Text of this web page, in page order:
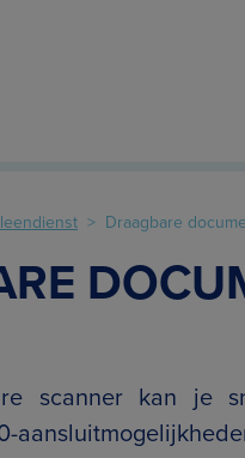
Draagbare
scanner kan je